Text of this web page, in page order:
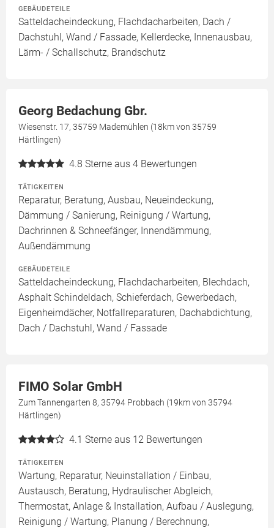
GEBÄUDETEILE
Satteldacheindeckung, Flachdacharbeiten, Dach /
Dachstuhl, Wand / Fassade, Kellerdecke, Innenausbau,
Lärm- / Schallschutz, Brandschutz
Georg Bedachung Gbr.
Wiesenstr. 17, 35759 Mademühlen (18km von 35759
Härtlingen)
4.8 Sterne aus 4 Bewertungen
TÄTIGKEITEN
Reparatur, Beratung, Ausbau, Neueindeckung,
Dämmung / Sanierung, Reinigung / Wartung,
Dachrinnen & Schneefänger, Innendämmung,
Außendämmung
GEBÄUDETEILE
Satteldacheindeckung, Flachdacharbeiten, Blechdach,
Asphalt Schindeldach, Schieferdach, Gewerbedach,
Eigenheimdächer, Notfallreparaturen, Dachabdichtung,
Dach / Dachstuhl, Wand / Fassade
FIMO Solar GmbH
Zum Tannengarten 8, 35794 Probbach (19km von 35794
Härtlingen)
4.1 Sterne aus 12 Bewertungen
TÄTIGKEITEN
Wartung, Reparatur, Neuinstallation / Einbau,
Austausch, Beratung, Hydraulischer Abgleich,
Thermostat, Anlage & Installation, Aufbau / Auslegung,
Reinigung / Wartung, Planung / Berechnung,